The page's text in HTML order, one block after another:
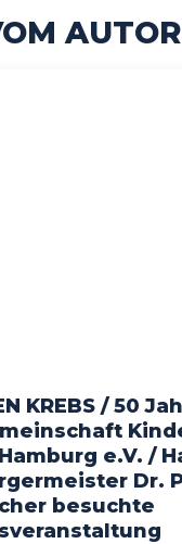
AUTOR
KREBS / 50
e.V. /
Dr.
besuchte